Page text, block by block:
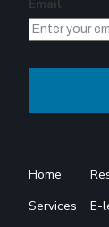
Email
Home
Services
E-